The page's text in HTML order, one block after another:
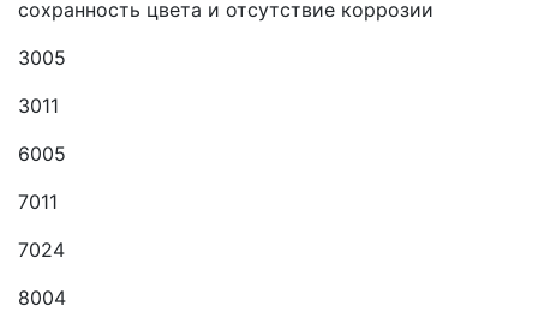
сохранность цвета и отсутствие коррозии
3005
3011
6005
7011
7024
8004